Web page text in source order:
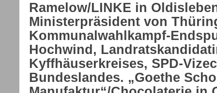
Ramelow/LINKE in
Ministerpräsident von
Kommunalwahlkampf-
Hochwind,
Kyffhäuserkreises, SPD-
Bundeslandes. „Goethe